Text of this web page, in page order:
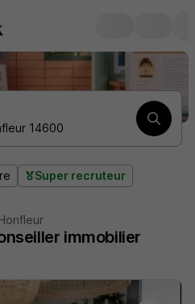
14600
Super recruteur
immobilier